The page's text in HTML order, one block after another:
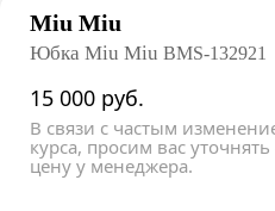
Miu Miu
Юбка Miu Miu BMS-132921
15 000 руб.
В связи с частым
курса, просим вас
цену у менеджера.